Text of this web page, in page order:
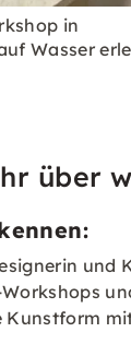
in
Wasser
über
und
Kunstform